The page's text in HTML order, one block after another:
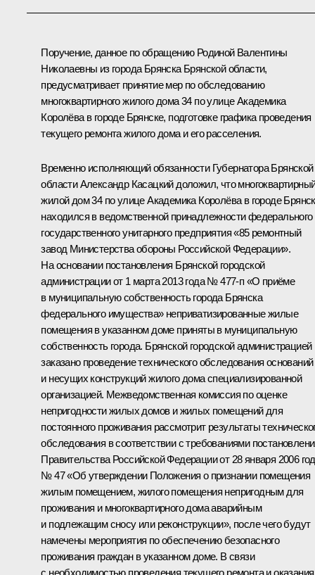
Поручение, данное по обращению Родиной Валентины
Николаевны из города Брянска Брянской области,
предусматривает принятие мер по обследованию
многоквартирного жилого дома 34 по улице Академика
Королёва в городе Брянске, подготовке графика проведения
текущего ремонта жилого дома и его расселения.
Временно исполняющий обязанности Губернатора Брянской
области Александр Касацкий доложил, что
жилой дом 34 по улице Академика Королёва в городе
находился в ведомственной принадлежности федерального
государственного унитарного предприятия «85 ремонтный
завод Министерства обороны Российской Федерации».
На основании постановления Брянской городской
администрации от 1 марта 2013 года № 477-п «О приёме
в муниципальную собственность города Брянска
федерального имущества» неприватизированные жилые
помещения в указанном доме приняты в муниципальную
собственность города. Брянской городской администрацией
заказано проведение технического обследования оснований
и несущих конструкций жилого дома специализированной
организацией. Межведомственная комиссия по оценке
непригодности жилых домов и жилых помещений для
постоянного проживания рассмотрит результаты
обследования в соответствии с требованиями
Правительства Российской Федерации от 28 января 2006
№ 47 «Об утверждении Положения о признании помещения
жилым помещением, жилого помещения непригодным для
проживания и многоквартирного дома аварийным
и подлежащим сносу или реконструкции», после чего будут
намечены мероприятия по обеспечению безопасного
проживания граждан в указанном доме. В связи